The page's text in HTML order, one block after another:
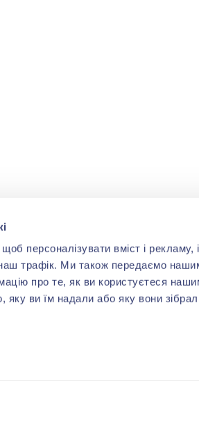
персоналізувати вміст і рекламу,
трафік. Ми також передаємо
про те, як ви користуєтеся
яку ви їм надали або яку вони